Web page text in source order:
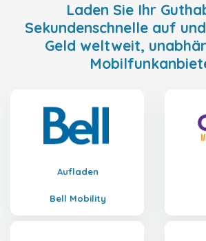
Laden Sie Ihr
Sekundenschnelle auf
Geld weltweit,
Aufladen
Bell Mobility